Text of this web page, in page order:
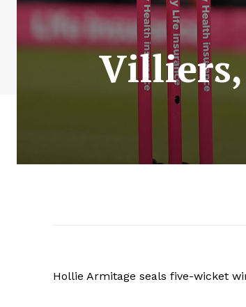
Hollie Armitage seals five-wicket